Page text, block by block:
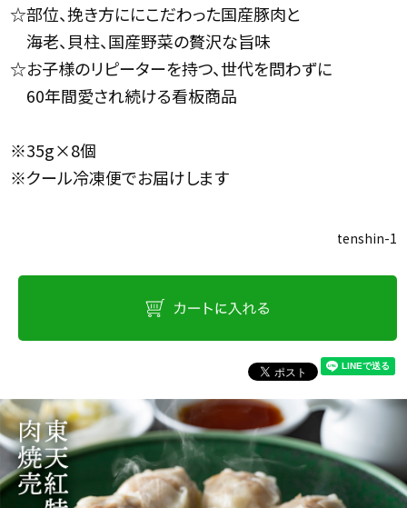
☆部位、挽き方ににこだわった国産豚肉と
海老、貝柱、国産野菜の贅沢な旨味
☆お子様のリピーターを持つ、世代を問わずに
60年間愛され続ける看板商品
※35g×8個
※クール冷凍便でお届けします
tenshin-1